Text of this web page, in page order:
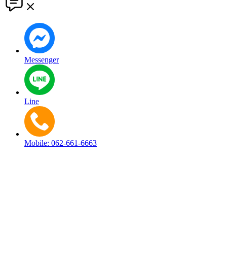
Messenger
Line
Mobile: 062-661-6663